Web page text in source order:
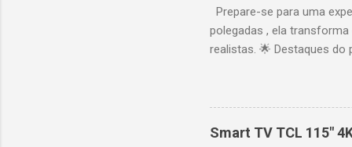
Prepare-se para uma
polegadas , ela
realistas. 🌟 Destaques do
desempenho otimizado
ideal para esportes e
recomendações
mais. Google Assistente :
Smart TV TCL 115"